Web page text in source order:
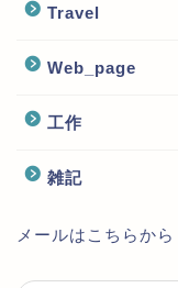
Travel
Web_page
工作
雑記
メールはこちらから